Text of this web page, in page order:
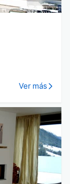
Ver más